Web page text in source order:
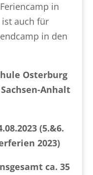
in
auch für
in den
Osterburg
Anhalt
(5.&6.
2023)
ca. 35